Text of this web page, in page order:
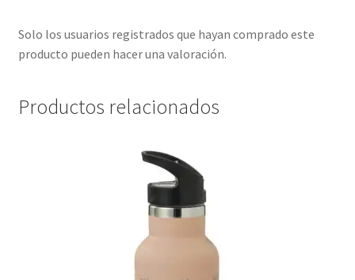
Solo los usuarios registrados que hayan comprado este
producto pueden hacer una valoración.
Productos relacionados